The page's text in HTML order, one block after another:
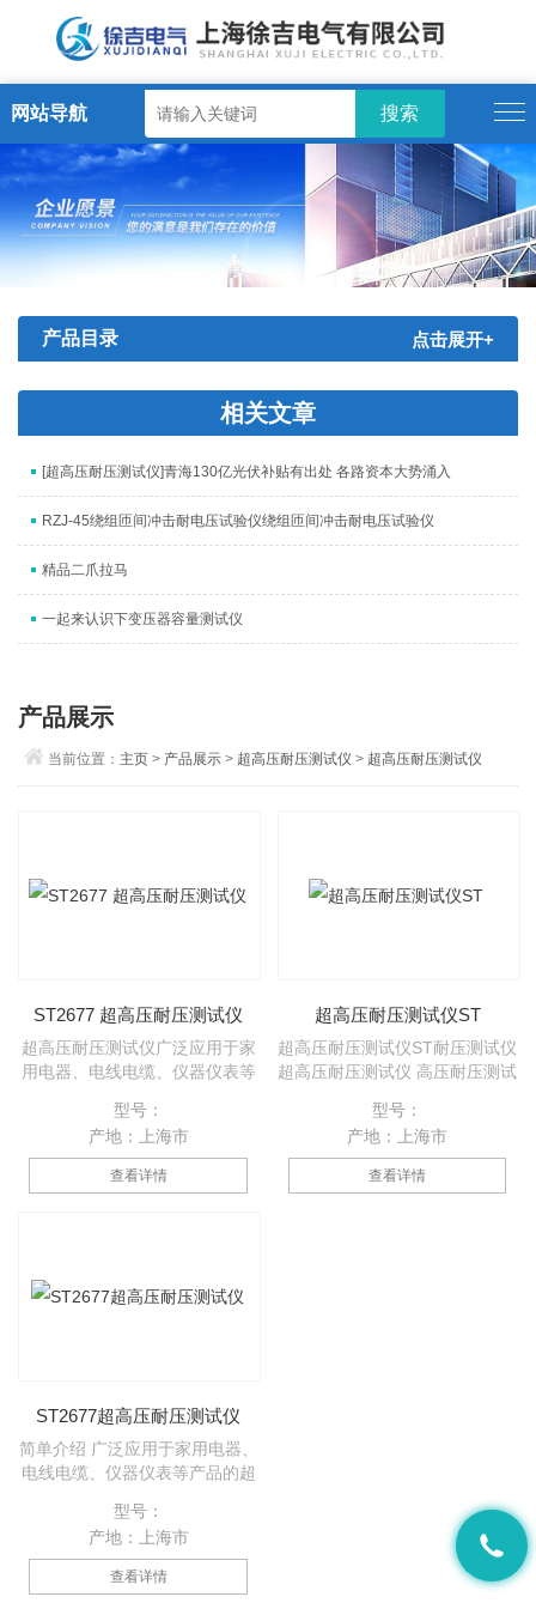
网站导航
产品目录 点击展开+
相关文章
[超高压耐压测试仪]青海130亿光伏补贴有出处 各路资本大势涌入
RZJ-45绕组匝间冲击耐电压试验仪绕组匝间冲击耐电压试验仪
精品二爪拉马
一起来认识下变压器容量测试仪
产品展示
当前位置： 主页 > 产品展示 > 超高压耐压测试仪 > 超高压耐压测试仪
ST2677 超高压耐压测试仪
超高压耐压测试仪广泛应用于家
用电器、电线电缆、仪器仪表等
的极限耐压试验及电声器材的极
化等。
型号：
产地：上海市
查看详情
超高压耐压测试仪ST
超高压耐压测试仪ST耐压测试仪
超高压耐压测试仪 高压耐压测试
直流高压耐压测试仪 上海苏特电
气 耐压测试仪 超高压耐压测试
仪 高压耐压测试仪 交直流超高
压耐压测试仪
型号：
产地：上海市
查看详情
ST2677超高压耐压测试仪
简单介绍 广泛应用于家用电器、
电线电缆、仪器仪表等产品的超
压试验及电声器材的极化等。
型号：
产地：上海市
查看详情